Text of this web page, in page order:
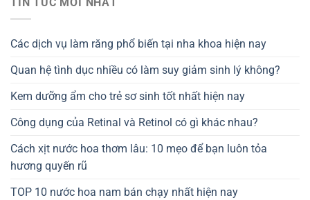
Các dịch vụ làm răng phổ biến tại nha khoa hiện nay
Quan hệ tình dục nhiều có làm suy giảm sinh lý không?
Kem dưỡng ẩm cho trẻ sơ sinh tốt nhất hiện nay
Công dụng của Retinal và Retinol có gì khác nhau?
Cách xịt nước hoa thơm lâu: 10 mẹo để bạn luôn tỏa
hương quyến rũ
TOP 10 nước hoa nam bán chạy nhất hiện nay